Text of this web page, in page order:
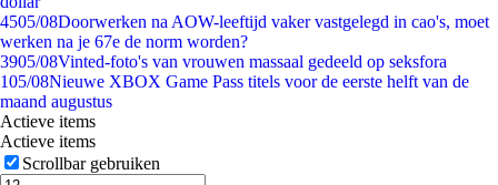
4505/08Doorwerken na AOW-leeftijd vaker vastgelegd in cao's, moet
werken na je 67e de norm worden?
3905/08Vinted-foto's van vrouwen massaal gedeeld op seksfora
105/08Nieuwe XBOX Game Pass titels voor de eerste helft van de
maand augustus
Actieve items
Actieve items
Scrollbar gebruiken